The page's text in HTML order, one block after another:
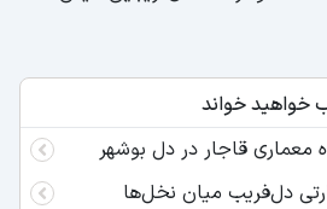
خواهید خواند
معماری قاجار در دل بوشهر
دل‌فریب میان نخل‌ها